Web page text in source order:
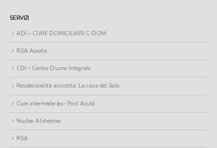
SERVIZI
ADI – CURE DOMICILIARI C-DOM
RSA Aperta
CDI – Centro Diurno Integrato
Residenzialità assistita: La casa del Sole
Cure intermedie (ex- Post Acuti)
Nucleo Alzheimer
RSA